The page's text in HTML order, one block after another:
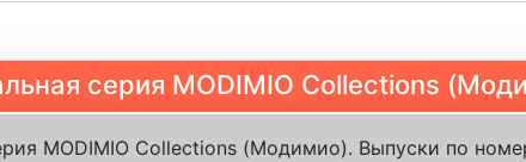
серия MODIMIO Collections
MODIMIO Collections (Модимио). Выпуски по